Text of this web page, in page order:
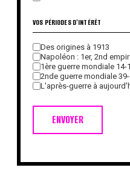
ENVOYER
VOS PÉRIODES D'INTÉRÊT
Des origines à 1913
Napoléon : 1er, 2nd
1ère guerre mondiale 14-
2nde guerre mondiale
L'après-guerre à